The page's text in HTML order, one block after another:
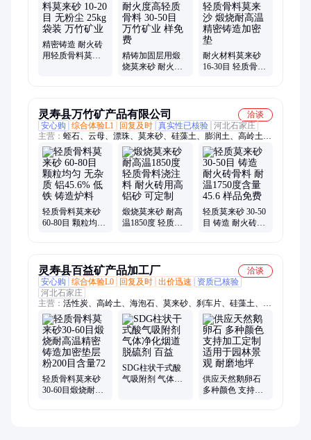
贝壳彩片、氧化铁颜料、生铁粉、高岭土、白云母、沸石、漂珠
精密铸造 耐火砖
用轻质骨料莫来
精铸加固层用煅
烧莫来砂 耐火度
耐火材料莫来砂
16-30目 轻质骨料
灵寿县万竹矿产品有限公司
洽谈
安心购
综合体验L1 回复及时 真实性已核验 河北石家庄
主营： 蛭石、云母、漂珠、莫来砂、硅藻土、膨润土、高岭土、
防火涂料、萤石、石英砂、麦饭石、铝矾土、电气石、彩砂、鹅
卵石、海泡石、重钙粉、重晶石、木粉、蛭石粉、氧化钙、生物
质颗粒、贝壳彩片、蛭石板、沸石粉
轻质骨料莫来砂
60-80目 颗粒均匀
煅烧莫来砂 耐高
温1850度 轻质骨
轻质莫来砂 30-50
目 铸造 耐火砖骨
灵寿县百益矿产品加工厂
洽谈
安心购
综合体验L0 回复及时 出价迅速
资质已核验
河北石家庄
主营： 活性炭、高岭土、海泡石、莫来砂、刹车片、硅藻土、塑
料电缆
轻质骨料莫来砂
30-60目煅烧耐高
SDG柱状干式酸
气吸附剂 气体净
供应天然鹅卵石
多种颜色 支持加